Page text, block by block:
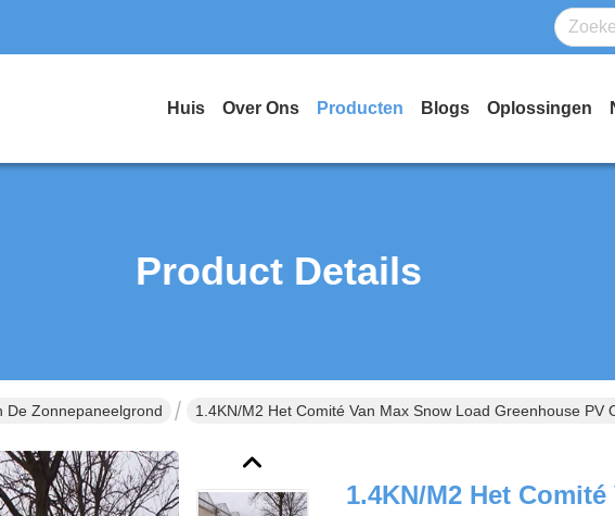
Huis Over Ons Producten Blogs Oplossingen
Product Details
De Zonnepaneelgrond 1.4KN/M2 Het Comité Van Max Snow Load Greenhouse PV
1.4KN/M2 Het